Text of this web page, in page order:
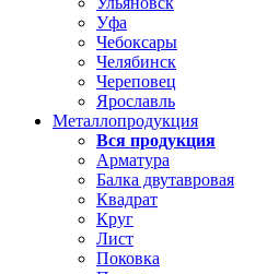
Уфа
Чебоксары
Челябинск
Череповец
Ярославль
Металлопродукция
Вся продукция
Арматура
Балка двутавровая
Квадрат
Круг
Лист
Поковка